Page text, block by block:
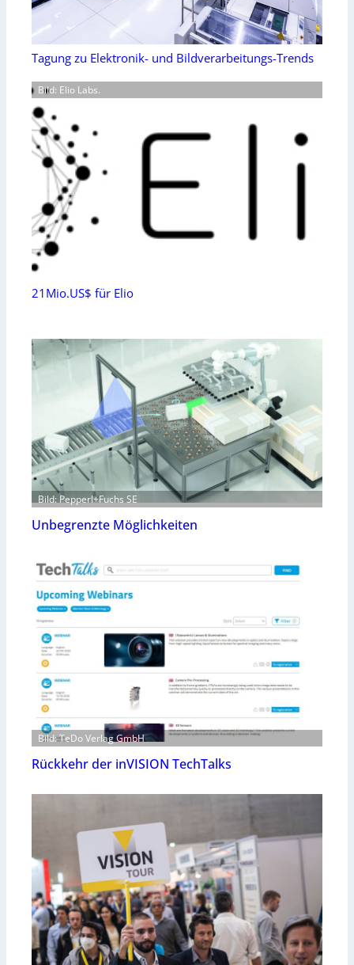
Tagung zu Elektronik- und Bildverarbeitungs-Trends
Bild: Elio Labs.
21Mio.US$ für Elio
Bild: Pepperl+Fuchs SE
Unbegrenzte Möglichkeiten
Bild: TeDo Verlag GmbH
Rückkehr der inVISION TechTalks